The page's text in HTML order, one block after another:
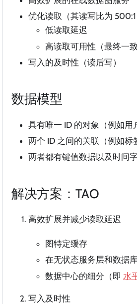
优化读取（其读写比为 500:1
低读取延迟
高读取可用性（最终一致
写入的及时性（读后写）
数据模型
具有唯一 ID 的对象（例如用
两个 ID 之间的关联（例如标
两者都有键值数据以及时间
解决方案：TAO
高效扩展并减少读取延迟
图特定缓存
在无状态服务层和数据
数据中心的细分（即 水
写入及时性